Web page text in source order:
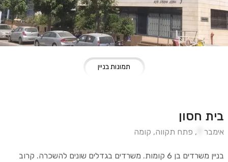
בית חסון
אימבר , פתח תקווה, קומה
בניין משרדים בן 6 קומות. משרדים בגדלים שונים להשכרה. קרוב
תמונות בניין